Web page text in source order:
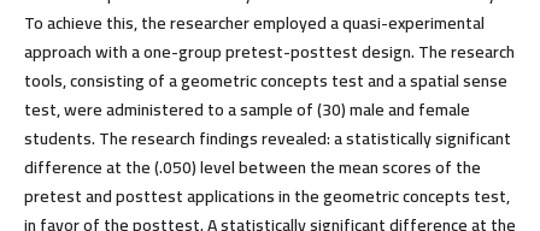
To achieve this, the researcher employed a quasi-experimental
approach with a one-group pretest-posttest design. The research
tools, consisting of a geometric concepts test and a spatial sense
test, were administered to a sample of (30) male and female
students. The research findings revealed: a statistically significant
difference at the (.050) level between the mean scores of the
pretest and posttest applications in the geometric concepts test,